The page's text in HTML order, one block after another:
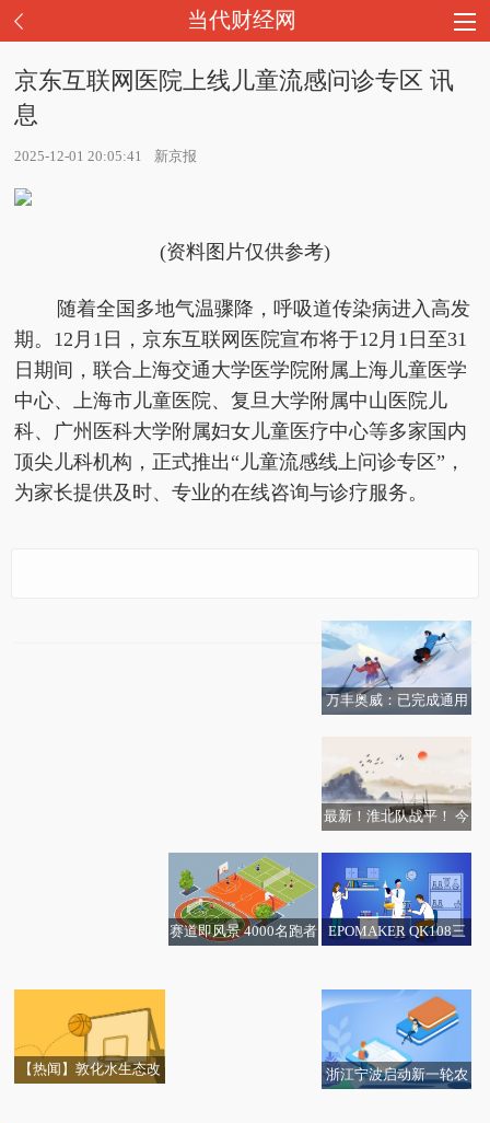
当代财经网
京东互联网医院上线儿童流感问诊专区 讯
息
2025-12-01 20:05:41 新京报
(资料图片仅供参考)
随着全国多地气温骤降，呼吸道传染病进入高发
期。12月1日，京东互联网医院宣布将于12月1日至31
日期间，联合上海交通大学医学院附属上海儿童医学
中心、上海市儿童医院、复旦大学附属中山医院儿
科、广州医科大学附属妇女儿童医疗中心等多家国内
顶尖儿科机构，正式推出“儿童流感线上问诊专区”，
为家长提供及时、专业的在线咨询与诊疗服务。
万丰奥威：已完成通用
多场景飞行器产品布局-
快消息
最新！淮北队战平！ 今
赛道即风景 4000名跑者
EPOMAKER QK108三
列+屏幕+旋钮
伟常山农商银行董事|快
看点
【热闻】敦化水生态改
浙江宁波启动新一轮农